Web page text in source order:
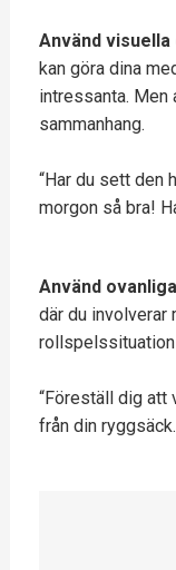
Använd
kan göra dina
intressanta. Men
sammanhang.
“Har du sett den
morgon så bra!
Använd
där du involverar
“Föreställ dig att
från din